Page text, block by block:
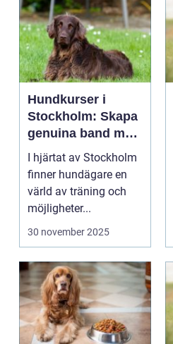
Hundkurser i
Stockholm: Skapa
genuina band med
din hund
I hjärtat av Stockholm
finner hundägare en
värld av träning och
möjligheter...
30 november 2025